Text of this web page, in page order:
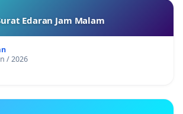
Edaran Jam Malam
/ 2026